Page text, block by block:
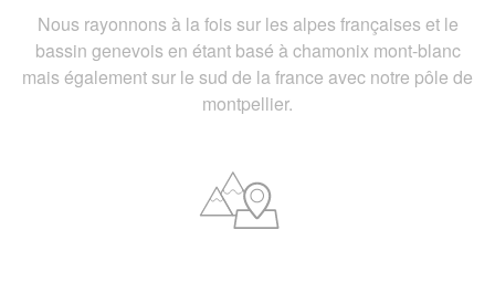
Nous rayonnons à la fois sur les alpes françaises et le
bassin genevois en étant basé à chamonix mont-blanc
mais également sur le sud de la france avec notre pôle de
montpellier.